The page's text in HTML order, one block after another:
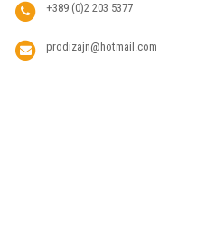
+389 (0)2 203 5377
prodizajn@hotmail.com